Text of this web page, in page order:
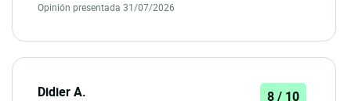
Opinión presentada 31/07/2026
Didier A. 8 / 10